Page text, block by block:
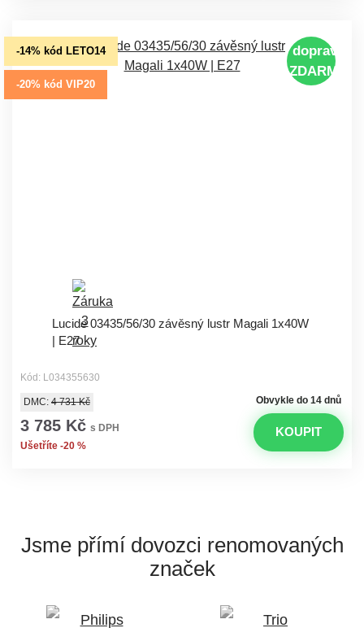
-14% kód LETO14
-20% kód VIP20
doprava
ZDARMA
Lucide 03435/56/30 závěsný lustr Magali 1x40W
| E27
Kód: L034355630
Obvykle do 14 dnů
DMC: 4 731 Kč
3 785 Kč s DPH
Ušetříte -20 %
KOUPIT
Jsme přímí dovozci renomovaných
značek